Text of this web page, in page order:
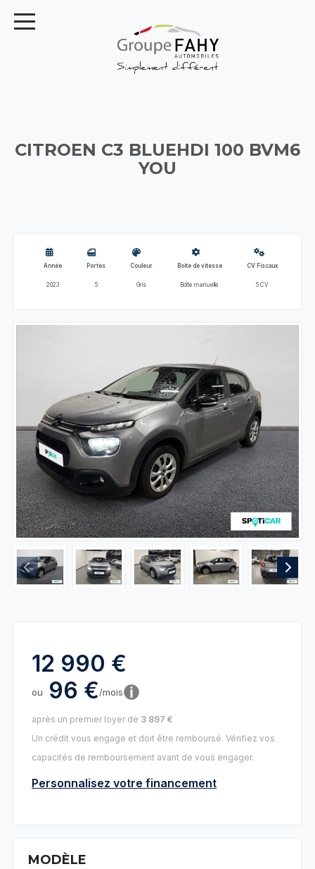
CITROEN C3 BLUEHDI 100 BVM6
YOU
Année
2023
Portes
5
Couleur
Gris
Boite de vitesse
Boîte manuelle
CV Fiscaux
5 CV
12 990 €
ou 96 €/mois
après un premier loyer de 3 897 €
Un crédit vous engage et doit être remboursé. Vérifiez vos
capacités de remboursement avant de vous engager.
Personnalisez votre financement
MODÈLE